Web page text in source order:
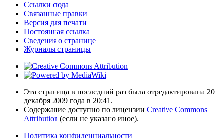
Ссылки сюда
Связанные правки
Версия для печати
Постоянная ссылка
Сведения о странице
Журналы страницы
Эта страница в последний раз была отредактирована 20
декабря 2009 года в 20:41.
Содержание доступно по лицензии Creative Commons
Attribution (если не указано иное).
Политика конфиденциальности